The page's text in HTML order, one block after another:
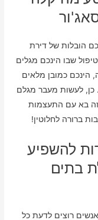
הובלות של דירת
שבו הינכם מגלים
הינכם כמובן מלאים
לעשות מעבר מגלם
בא עם התעצמות
ברורה לחלוטין!
להשפיע
בתים
רוצים לדעת כל